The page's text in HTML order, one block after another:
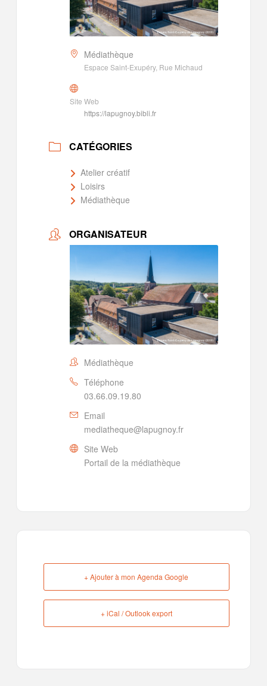
Médiathèque
Espace Saint-Exupéry, Rue Michaud
Site Web
https://lapugnoy.bibli.fr
CATÉGORIES
Atelier créatif
Loisirs
Médiathèque
ORGANISATEUR
Médiathèque
Téléphone
03.66.09.19.80
Email
mediatheque@lapugnoy.fr
Site Web
Portail de la médiathèque
+ Ajouter à mon Agenda Google
+ iCal / Outlook export